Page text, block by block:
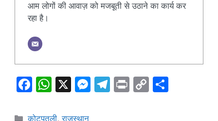
आम लोगों की आवाज़ को मजबूती से उठाने का कार्य कर
रहा है।
F
c
W
at
X
M T
Pr C
Categories
कोटपूतली,राजस्थान